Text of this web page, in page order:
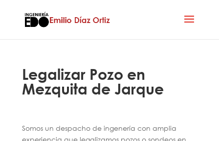
Legalizar Pozo en
Mezquita de Jarque
Somos un despacho de ingenería con amplia